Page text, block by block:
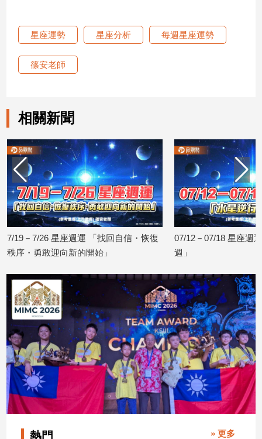
星座運勢 星座分析 每週星座運勢
篠安老師
相關新聞
7/19－7/26 星座週運 「找回自信・恢復
秩序・勇敢迎向新的開始」
07/12－07/18 星座週
週」
熱門 » 更多